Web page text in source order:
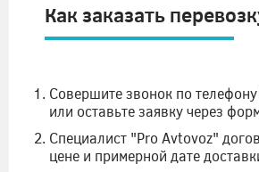
Как заказать
Совершите звонок по
или оставьте заявку через
Специалист "Pro Avtovoz"
цене и примерной дате